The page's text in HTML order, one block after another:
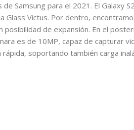
Samsung para el 2021. El Galaxy
Victus. Por dentro,
de expansión. En el
es de 10MP, capaz de capturar
soportando también carga